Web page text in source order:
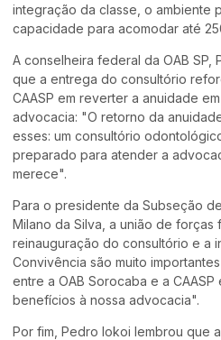
integração da classe, o ambiente
capacidade para acomodar até
A conselheira federal da OAB SP,
que a entrega do consultório
CAASP em reverter a anuidade
advocacia: "O retorno da
esses: um consultório
preparado para atender a
merece".
Para o presidente da Subseção
Milano da Silva, a união de forças
reinauguração do consultório e a
Convivência são muito
entre a OAB Sorocaba e a
benefícios à nossa advocacia".
Por fim, Pedro Iokoi lembrou que